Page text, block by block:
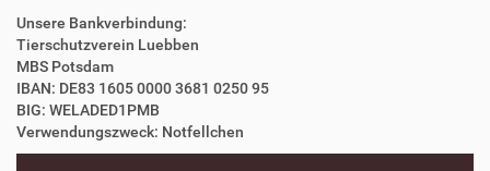
Unsere Bankverbindung:
Tierschutzverein Luebben
MBS Potsdam
IBAN: DE83 1605 0000 3681 0250 95
BIG: WELADED1PMB
Verwendungszweck: Notfellchen